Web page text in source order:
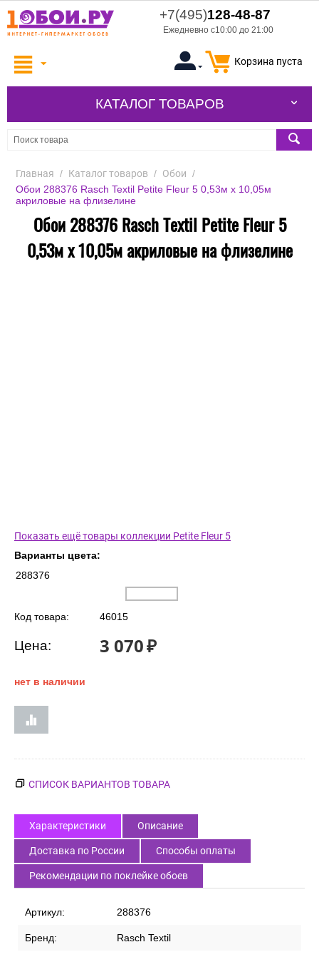
+7(495)128-48-87
Ежедневно с10:00 до 21:00
Корзина пуста
КАТАЛОГ ТОВАРОВ
Главная / Каталог товаров / Обои /
Обои 288376 Rasch Textil Petite Fleur 5 0,53м x 10,05м
акриловые на флизелине
Обои 288376 Rasch Textil Petite Fleur 5
0,53м x 10,05м акриловые на флизелине
Показать ещё товары коллекции Petite Fleur 5
Варианты цвета:
288376
Код товара: 46015
Цена: 3 070₽
нет в наличии
СПИСОК ВАРИАНТОВ ТОВАРА
Характеристики Описание
Доставка по России Способы оплаты
Рекомендации по поклейке обоев
Артикул: 288376
Бренд: Rasch Textil